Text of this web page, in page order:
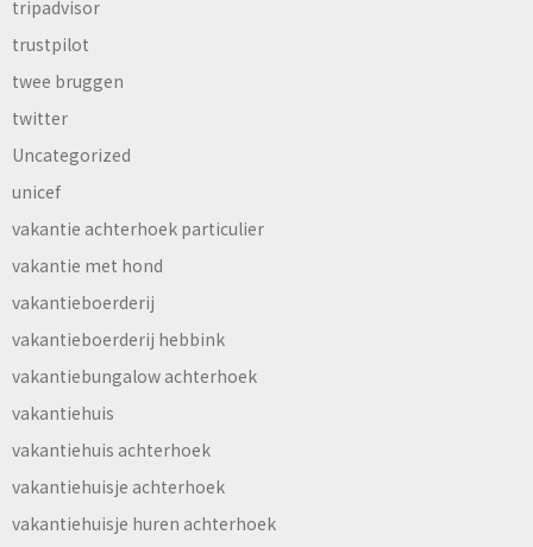
tripadvisor
trustpilot
twee bruggen
twitter
Uncategorized
unicef
vakantie achterhoek particulier
vakantie met hond
vakantieboerderij
vakantieboerderij hebbink
vakantiebungalow achterhoek
vakantiehuis
vakantiehuis achterhoek
vakantiehuisje achterhoek
vakantiehuisje huren achterhoek